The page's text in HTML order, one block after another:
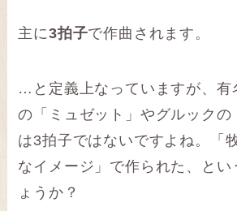
主に3拍子で作曲されます。
…と定義上なっていますが、有
の「ミュゼット」やグルックの
は3拍子ではないですよね。「
なイメージ」で作られた、とい
ょうか？